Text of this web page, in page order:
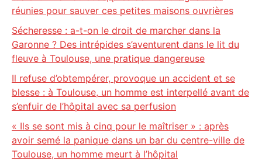
réunies pour sauver ces petites maisons ouvrières
Sécheresse : a-t-on le droit de marcher dans la
Garonne ? Des intrépides s’aventurent dans le lit du
fleuve à Toulouse, une pratique dangereuse
Il refuse d’obtempérer, provoque un accident et se
blesse : à Toulouse, un homme est interpellé avant de
s’enfuir de l’hôpital avec sa perfusion
« Ils se sont mis à cinq pour le maîtriser » : après
avoir semé la panique dans un bar du centre-ville de
Toulouse, un homme meurt à l’hôpital